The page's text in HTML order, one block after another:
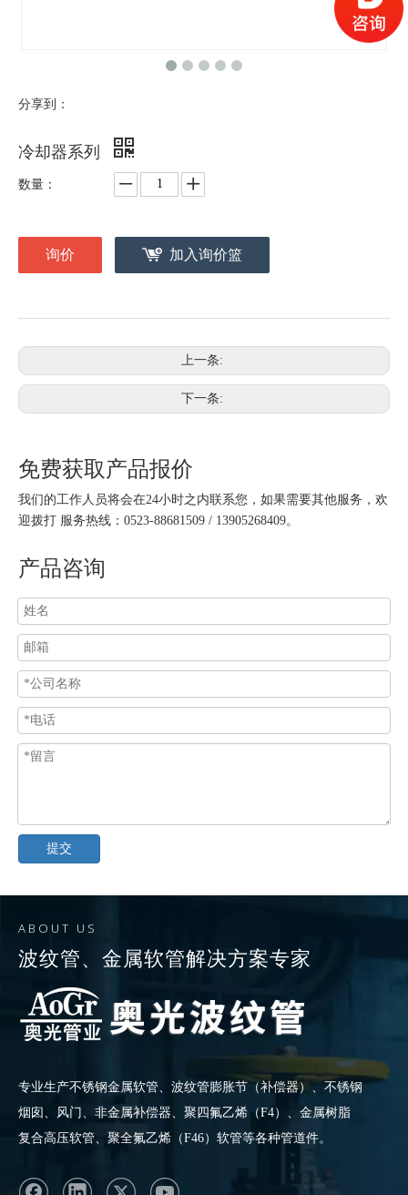
分享到：
冷却器系列
数量：
询价 加入询价篮
上一条:
下一条:
免费获取产品报价
我们的工作人员将会在24小时之内联系您，如果需要其他服务，欢
迎拨打 服务热线：0523-88681509 / 13905268409。
产品咨询
提交
ABOUT US
波纹管、 金属软管解决方案专家
专业生产不锈钢金属软管 、波纹管膨胀节（补偿器）、不锈钢
烟囱、风门、非金属补偿器、聚四氟乙烯（F4）、金属树脂
复合高压软管、聚全氟乙烯（F46）软管等各种管道件。